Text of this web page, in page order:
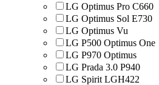
LG Optimus Pro C660
LG Optimus Sol E730
LG Optimus Vu
LG P500 Optimus One
LG P970 Optimus
LG Prada 3.0 P940
LG Spirit LGH422